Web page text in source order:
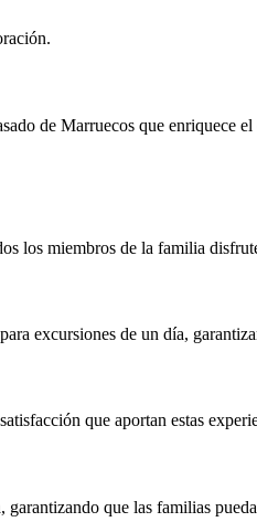
de Marruecos que enriquece
los miembros de la familia
excursiones de un día,
que aportan estas
que las familias